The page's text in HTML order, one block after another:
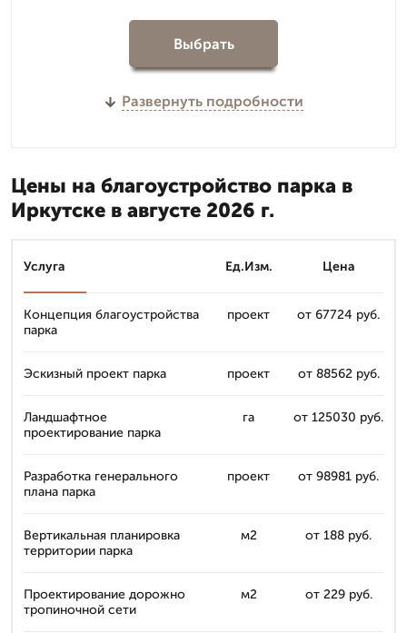
Выбрать
Развернуть подробности
Цены на благоустройство парка в
Иркутске в августе 2026 г.
Услуга Ед.Изм. Цена
Концепция благоустройства
парка
проект от 67724 руб.
Эскизный проект парка проект от 88562 руб.
Ландшафтное
проектирование парка
га от 125030 руб.
Разработка генерального
плана парка
проект от 98981 руб.
Вертикальная планировка
территории парка
м2 от 188 руб.
Проектирование дорожно
тропиночной сети
м2 от 229 руб.